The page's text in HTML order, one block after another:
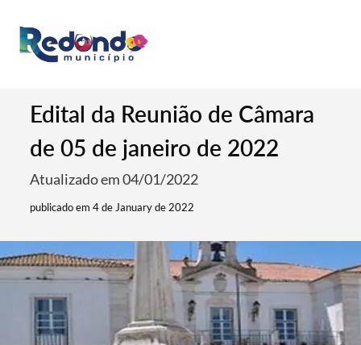
Edital da Reunião de Câmara
de 05 de janeiro de 2022
Atualizado em 04/01/2022
publicado em 4 de January de 2022